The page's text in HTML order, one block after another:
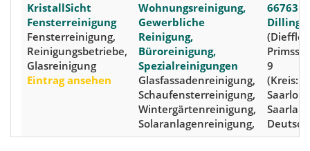
KristallSicht
Fensterreinigung
Fensterreinigung,
Reinigungsbetriebe,
Glasreinigung
Eintrag ansehen
Wohnungsreinigung,
Gewerbliche
Reinigung,
Büroreinigung,
Spezialreinigungen
Glasfassadenreinigung,
Schaufensterreinigung,
Wintergärtenreinigung,
Solaranlagenreinigung,
66763
9
(Kreis: